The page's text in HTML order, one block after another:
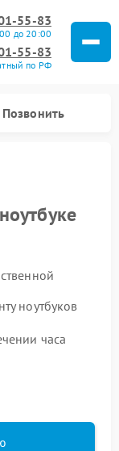
55-83
до 20:00
55-83
по РФ
Позвонить
ноутбуков
часа